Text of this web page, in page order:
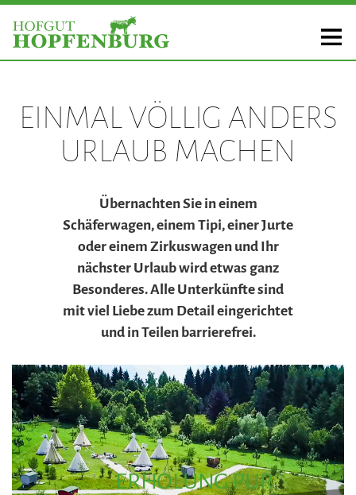
EINMAL VÖLLIG ANDERS
URLAUB MACHEN
Übernachten Sie in einem
Schäferwagen, einem Tipi, einer Jurte
oder einem Zirkuswagen und Ihr
nächster Urlaub wird etwas ganz
Besonderes. Alle Unterkünfte sind
mit viel Liebe zum Detail eingerichtet
und in Teilen barrierefrei.
ERHOLUNG PUR